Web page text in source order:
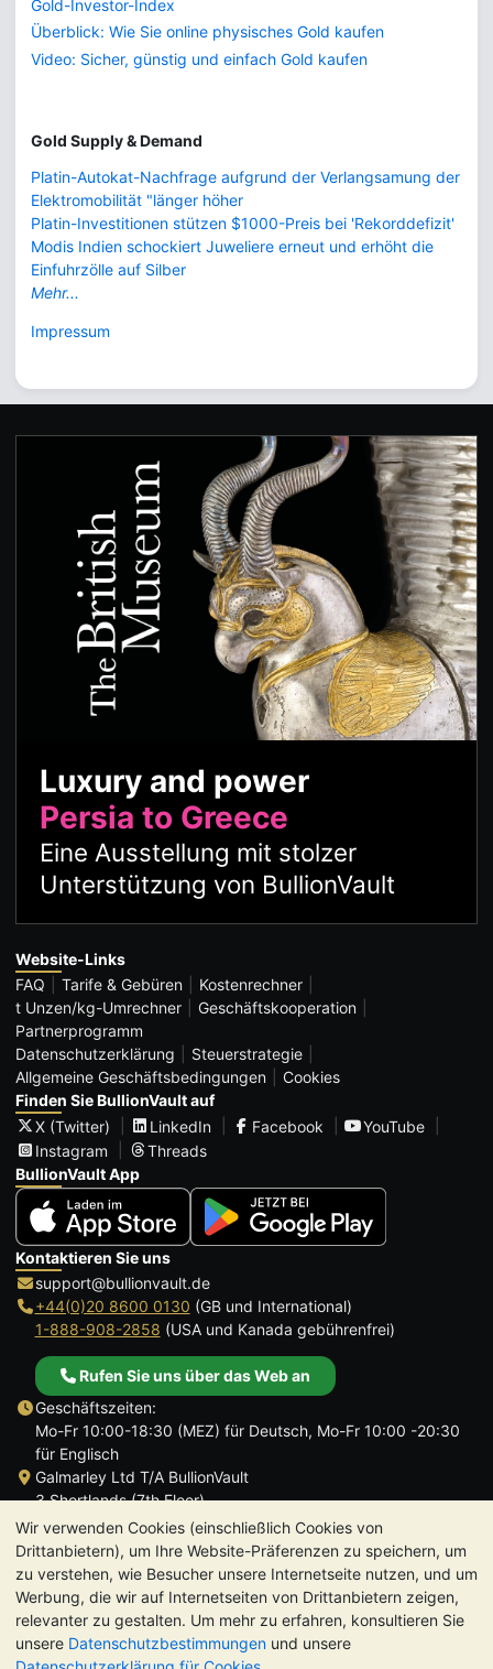
Wir verwenden Cookies (einschließlich Cookies von
Drittanbietern), um Ihre Website-Präferenzen zu speichern, um
zu verstehen, wie Besucher unsere Internetseite nutzen, und um
Werbung, die wir auf Internetseiten von Drittanbietern zeigen,
relevanter zu gestalten. Um mehr zu erfahren, konsultieren Sie
unsere Datenschutzbestimmungen und unsere
Gold-Investor-Index
Überblick: Wie Sie online physisches Gold kaufen
Video: Sicher, günstig und einfach Gold kaufen
Gold Supply & Demand
Platin-Autokat-Nachfrage aufgrund der Verlangsamung der
Elektromobilität "länger höher
Platin-Investitionen stützen $1000-Preis bei 'Rekorddefizit'
Modis Indien schockiert Juweliere erneut und erhöht die
Einfuhrzölle auf Silber
Mehr...
Impressum
Luxury and power
Persia to Greece
Eine Ausstellung mit stolzer
Unterstützung von BullionVault
Website-Links
FAQ
Tarife & Gebüren
Kostenrechner
t Unzen/kg-Umrechner
Geschäftskooperation
Partnerprogramm
Datenschutzerklärung
Steuerstrategie
Allgemeine Geschäftsbedingungen
Cookies
Finden Sie BullionVault auf
X (Twitter)
LinkedIn Facebook
YouTube
Instagram
Threads
BullionVault App
Kontaktieren Sie uns
support@bullionvault.de
+44(0)20 8600 0130 (GB und International)
1-888-908-2858 (USA und Kanada gebührenfrei)
Rufen Sie uns über das Web an
Geschäftszeiten:
Mo-Fr 10:00-18:30 (MEZ) für Deutsch, Mo-Fr 10:00 -20:30
für Englisch
Galmarley Ltd T/A BullionVault
3 Shortlands (7th Floor)
Hammersmith
London
W6 8DA
Großbritannien